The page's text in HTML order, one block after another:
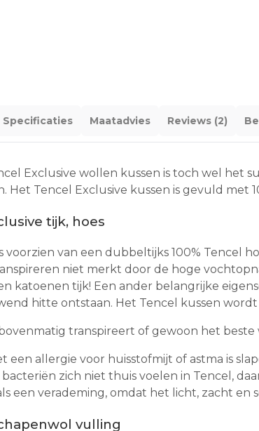
Specificaties Maatadvies Reviews (2)
Exclusive wollen kussen is toch wel het
Het Tencel Exclusive kussen is gevuld met
tijk, hoes
voorzien van een dubbeltijks 100% Tencel
niet merkt door de hoge
katoenen tijk! Een ander belangrijke
hitte ontstaan. Het Tencel kussen
transpireert of gewoon het
een allergie voor huisstofmijt of astma is
zich niet thuis voelen in Tencel,
een verademing, omdat het licht, zacht en
vulling